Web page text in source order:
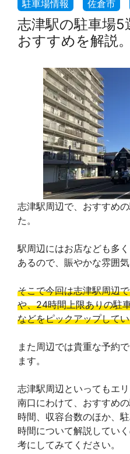
志津駅の駐車場5
おすすめを解説
志津駅周辺で、おすすめ
た。
駅周辺にはお店なども多
あるので、賑やかな雰囲
そこで今回は志津駅周辺
や、24時間上限ありの駐
などをピックアップして
また周辺では貴重な予約
ます。
志津駅周辺といってもエ
南口にわけて、おすすめ
時間、収容台数のほか、
時間について解説してい
考にしてみてください。